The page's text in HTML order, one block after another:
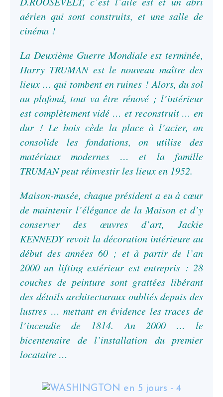
aérien qui sont construits, et une salle de
cinéma !
La Deuxième Guerre Mondiale est terminée,
Harry TRUMAN est le nouveau maître des
lieux … qui tombent en ruines ! Alors, du sol
au plafond, tout va être rénové ; l’intérieur
est complètement vidé … et reconstruit … en
dur ! Le bois cède la place à l’acier, on
consolide les fondations, on utilise des
matériaux modernes … et la famille
TRUMAN peut réinvestir les lieux en 1952.
Maison-musée, chaque président a eu à cœur
de maintenir l’élégance de la Maison et d’y
conserver des œuvres d’art, Jackie
KENNEDY revoit la décoration intérieure au
début des années 60 ; et à partir de l’an
2000 un lifting extérieur est entrepris : 28
couches de peinture sont grattées libérant
des détails architecturaux oubliés depuis des
lustres … mettant en évidence les traces de
l’incendie de 1814. An 2000 … le
bicentenaire de l’installation du premier
locataire …